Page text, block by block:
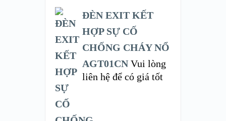
ĐÈN EXIT KẾT
HỢP SỰ CỐ
CHỐNG CHÁY NỔ
AGT01CN Vui lòng
liên hệ để có giá tốt